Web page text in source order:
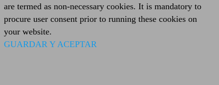
are termed as non-necessary cookies. It is mandatory to
procure user consent prior to running these cookies on
your website.
GUARDAR Y ACEPTAR